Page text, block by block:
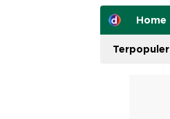
Home
Terpopuler